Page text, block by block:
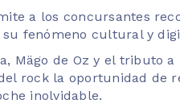
a los concursantes
fenómeno cultural y
Mägo de Oz y el tributo a
rock la oportunidad de
inolvidable.